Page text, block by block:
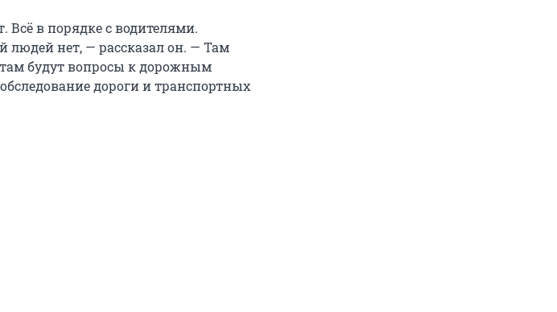
Всё в порядке с водителями.
людей нет, — рассказал он. — Там
там будут вопросы к дорожным
дороги и транспортных